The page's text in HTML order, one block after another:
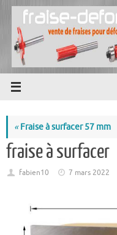
Passer
contenu
«Fraise à surfacer 57 mm
fraise à surfacer
fabien10 7 mars 2022